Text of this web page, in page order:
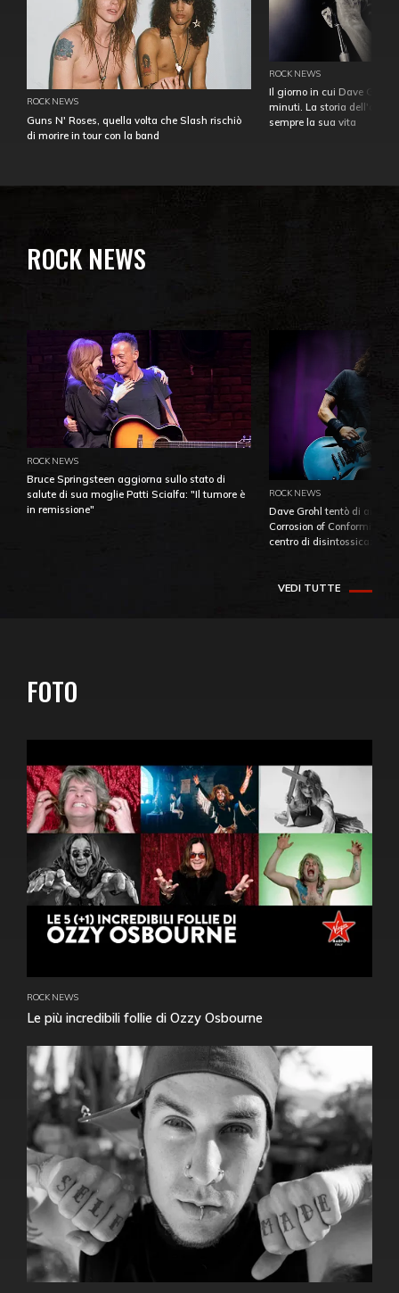
ROCK NEWS
Guns N' Roses, quella volta che Slash rischiò
di morire in tour con la band
ROCK NEWS
Il giorno in cui Dave
minuti. La storia
sempre la sua vita
ROCK NEWS
ROCK NEWS
Bruce Springsteen aggiorna sullo stato di
salute di sua moglie Patti Scialfa: "Il tumore è
in remissione"
ROCK NEWS
Dave Grohl tentò di
Corrosion of Conformity
centro di
VEDI TUTTE
FOTO
ROCK NEWS
Le più incredibili follie di Ozzy Osbourne